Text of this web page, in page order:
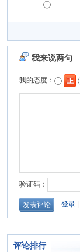
评论排行